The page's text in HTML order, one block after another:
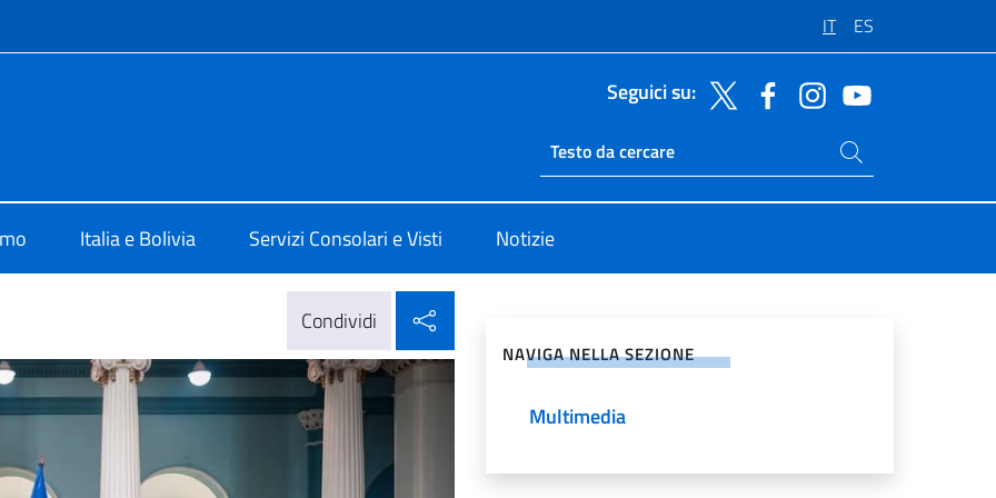
IT ES
Seguici su:
Ricerca sito live
Cerca nel sito
Italia e Bolivia Servizi Consolari e Visti Notizie
Condividi
NAVIGA NELLA SEZIONE
Multimedia